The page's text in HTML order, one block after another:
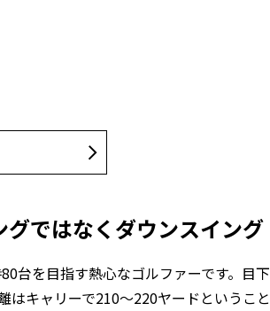
ではなくダウンスイング
台を目指す熱心なゴルファーです。目下
キャリーで210～220ヤードということ